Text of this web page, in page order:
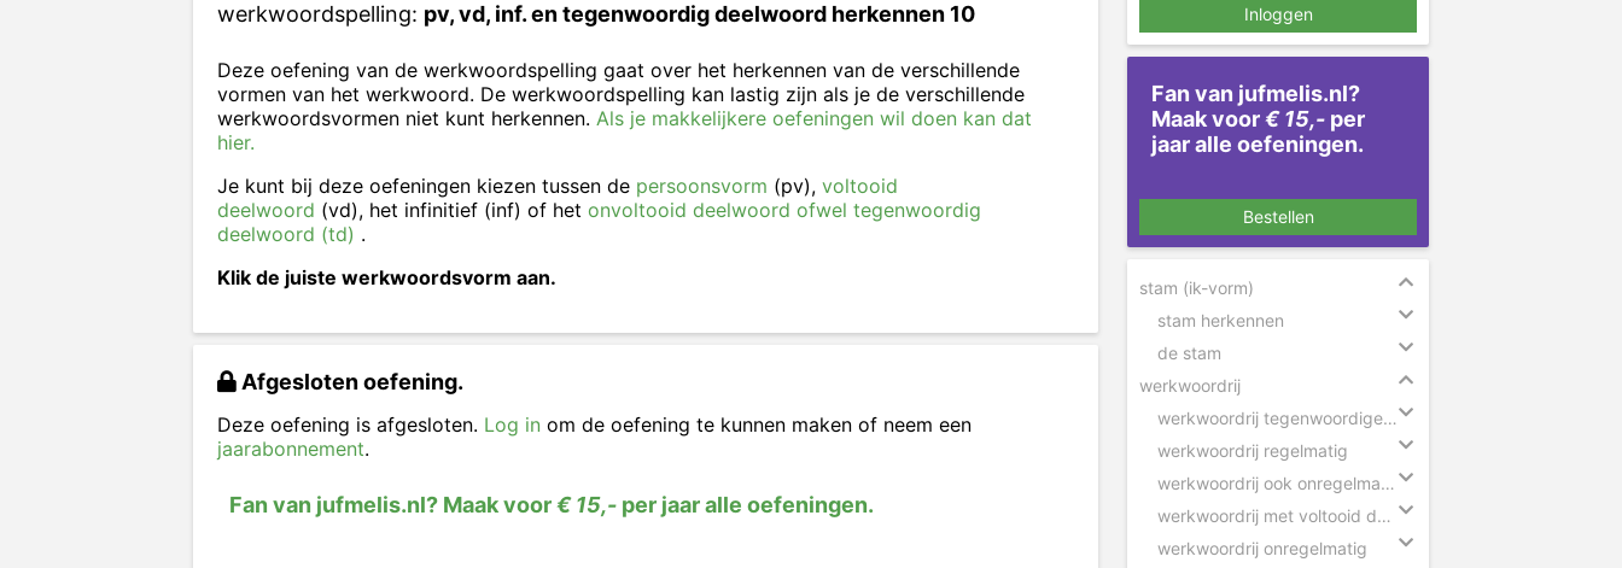
werkwoordspelling: pv, vd, inf. en tegenwoordig deelwoord herkennen 10
Deze oefening van de werkwoordspelling gaat over het herkennen van de verschillende
vormen van het werkwoord. De werkwoordspelling kan lastig zijn als je de verschillende
werkwoordsvormen niet kunt herkennen. Als je makkelijkere oefeningen wil doen kan dat
hier.
Je kunt bij deze oefeningen kiezen tussen de persoonsvorm (pv), voltooid
deelwoord (vd), het infinitief (inf) of het onvoltooid deelwoord ofwel tegenwoordig
deelwoord (td) .
Klik de juiste werkwoordsvorm aan.
Afgesloten oefening.
Deze oefening is afgesloten. Log in om de oefening te kunnen maken of neem een
jaarabonnement.
Fan van jufmelis.nl? Maak voor€ 15,- per jaar alle oefeningen.
Inloggen
Fan van jufmelis.nl?
Maak voor€ 15,- per
jaar alle oefeningen.
Bestellen
stam (ik-vorm)
stam herkennen
de stam
werkwoordrij
werkwoordrij tegenwoordige tijd
werkwoordrij regelmatig
werkwoordrij ook onregelmatig
werkwoordrij met voltooid deelwoord
werkwoordrij onregelmatig